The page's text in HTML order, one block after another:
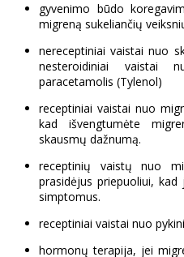
gyvenimo būdo
migreną sukeliančių
nereceptiniai vaistai nuo
nesteroidiniai vaistai
paracetamolis (Tylenol)
receptiniai vaistai nuo
kad išvengtumėte
skausmų dažnumą.
receptinių vaistų nuo
prasidėjus priepuoliui,
simptomus.
receptiniai vaistai nuo
hormonų terapija, jei